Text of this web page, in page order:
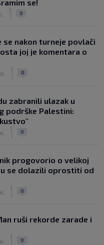
se!
0
se nakon turneje povlači
joj je komentara o
0
zabranili ulazak u
podrške Palestini:
0
progovorio o velikoj
se dolazili oprostiti od
0
ruši rekorde zarade i
0